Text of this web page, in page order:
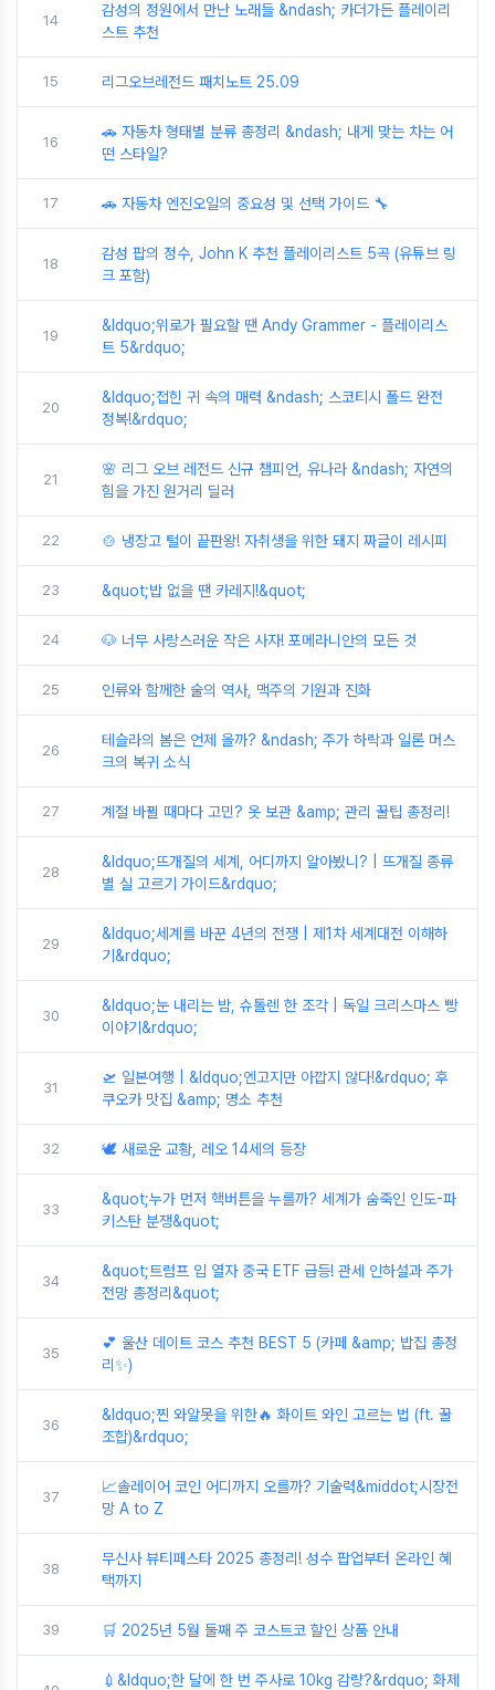
14
감성의 정원에서 만난 노래들 &ndash; 카더가든 플레이리
스트 추천
15 리그오브레전드 패치노트 25.09
16
🚗 자동차 형태별 분류 총정리 &ndash; 내게 맞는 차는 어
떤 스타일?
17 🚗 자동차 엔진오일의 중요성 및 선택 가이드 🔧
18
감성 팝의 정수, John K 추천 플레이리스트 5곡 (유튜브 링
크 포함)
19
&ldquo;위로가 필요할 땐 Andy Grammer - 플레이리스
트 5&rdquo;
20
&ldquo;접힌 귀 속의 매력 &ndash; 스코티시 폴드 완전
정복!&rdquo;
21
🌸 리그 오브 레전드 신규 챔피언, 유나라 &ndash; 자연의
힘을 가진 원거리 딜러
22 🍲 냉장고 털이 끝판왕! 자취생을 위한 돼지 짜글이 레시피
23 &quot;밥 없을 땐 카레지!&quot;
24 🐶 너무 사랑스러운 작은 사자! 포메라니안의 모든 것
25 인류와 함께한 술의 역사, 맥주의 기원과 진화
26
테슬라의 봄은 언제 올까? &ndash; 주가 하락과 일론 머스
크의 복귀 소식
27 계절 바뀔 때마다 고민? 옷 보관 &amp; 관리 꿀팁 총정리!
28
&ldquo;뜨개질의 세계, 어디까지 알아봤니? | 뜨개질 종류
별 실 고르기 가이드&rdquo;
29
&ldquo;세계를 바꾼 4년의 전쟁 | 제1차 세계대전 이해하
기&rdquo;
30
&ldquo;눈 내리는 밤, 슈톨렌 한 조각 | 독일 크리스마스 빵
이야기&rdquo;
31
🛫 일본여행 | &ldquo;엔고지만 아깝지 않다!&rdquo; 후
쿠오카 맛집 &amp; 명소 추천
32 🕊️ 새로운 교황, 레오 14세의 등장
33
&quot;누가 먼저 핵버튼을 누를까? 세계가 숨죽인 인도-파
키스탄 분쟁&quot;
34
&quot;트럼프 입 열자 중국 ETF 급등! 관세 인하설과 주가
전망 총정리&quot;
35
💕 울산 데이트 코스 추천 BEST 5 (카페 &amp; 밥집 총정
리✨)
36
&ldquo;찐 와알못을 위한🔥 화이트 와인 고르는 법 (ft. 꿀
조합)&rdquo;
37
📈솔레이어 코인 어디까지 오를까? 기술력&middot;시장전
망 A to Z
38
무신사 뷰티페스타 2025 총정리! 성수 팝업부터 온라인 혜
택까지
39 🛒 2025년 5월 둘째 주 코스트코 할인 상품 안내
💉&ldquo;한 달에 한 번 주사로 10kg 감량?&rdquo; 화제